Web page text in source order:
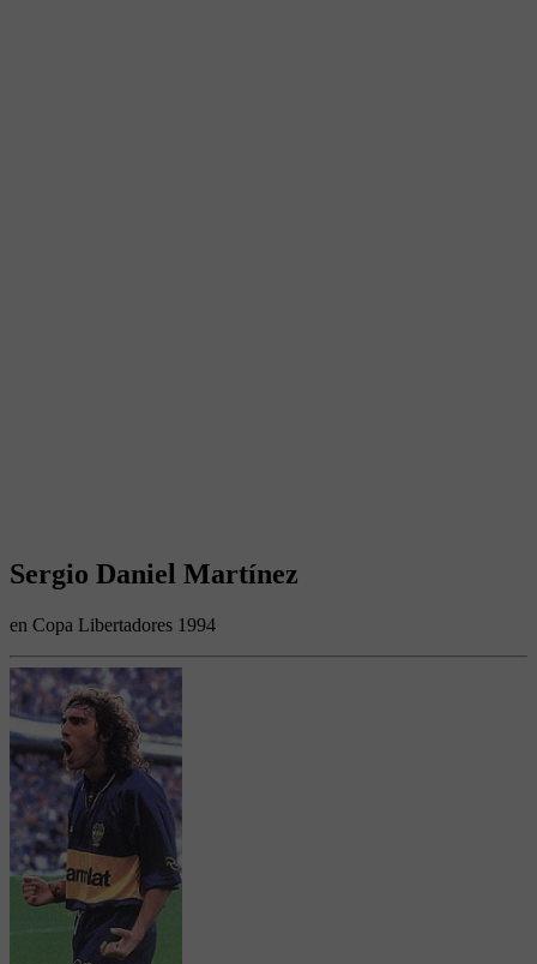
Sergio Daniel Martínez
en Copa Libertadores 1994